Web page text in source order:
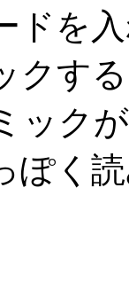
ドを
クす
ック
ぽく